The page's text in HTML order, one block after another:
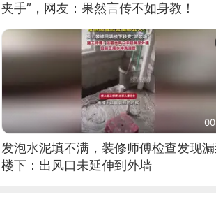
夹手”，网友：果然言传不如身教！
发泡水泥填不满，装修师傅检查发现
楼下：出风口未延伸到外墙